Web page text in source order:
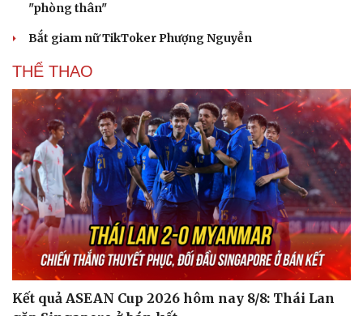
Du lịch
Tư vấn
Săn Tour
check-in
Podcast
Câu chuyện thời sự
Đọc truyện đêm khuya
Cửa sổ tình yêu
Kể chuyện cho bé
Hạt giống tâm hồn
"phòng thân"
Bắt giam nữ TikToker Phượng Nguyễn
THỂ THAO
Kết quả ASEAN Cup 2026 hôm nay 8/8: Thái Lan